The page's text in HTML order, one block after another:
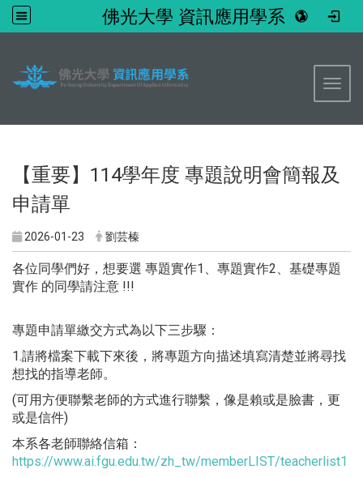
佛光大學 資訊應用學系
【重要】114學年度 專題說明會簡報及
申請單
2026-01-23 劉芸榛
各位同學們好，想要選 專題實作1、專題實作2、基礎專題
實作 的同學請注意 !!!
專題申請單繳交方式為以下三步驟：
1.請將檔案下載下來後，將專題方向描述填寫清楚並將尋找
想找的指導老師。
(可用方便聯繫老師的方式進行聯繫，像是賴或是臉書，更
或是信件)
本系各老師聯絡信箱：
https://www.ai.fgu.edu.tw/zh_tw/memberLIST/teacherlist1